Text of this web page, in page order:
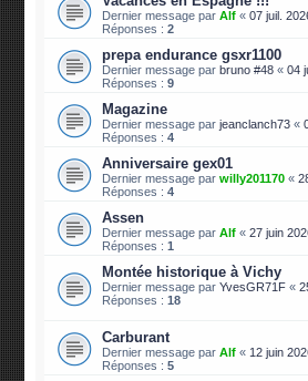
Dernier message parAlf «07 juil.
Réponses :2
prepa endurance gsxr1100
Dernier message parbruno #48 «04
Réponses :9
Magazine
Dernier message parjeanclanch73 «
Réponses :4
Anniversaire gex01
Dernier message parwilly201170 «
Réponses :4
Assen
Dernier message parAlf «27 juin
Réponses :1
Montée historique à Vichy
Dernier message parYvesGR71F «
Réponses :18
Carburant
Dernier message parAlf « 12 juin
Réponses :5